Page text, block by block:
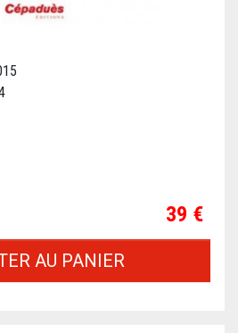
Prix
39 €
AU PANIER